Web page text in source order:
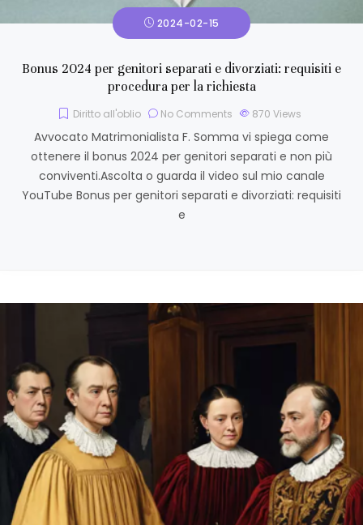
2024-02-15
Bonus 2024 per genitori separati e divorziati: requisiti e
procedura per la richiesta
Diritto all'oblio No Comments 870 Views
Avvocato Matrimonialista F. Somma vi spiega come
ottenere il bonus 2024 per genitori separati e non più
conviventi.Ascolta o guarda il video sul mio canale
YouTube Bonus per genitori separati e divorziati: requisiti
e